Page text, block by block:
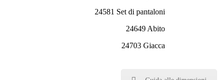
24581 Set di pantaloni
24649 Abito
24703 Giacca